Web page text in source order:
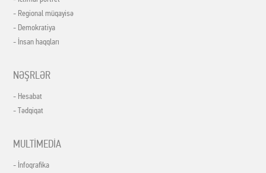
- Regional müqayisə
- Demokratiya
- İnsan haqqları
NƏŞRLƏR
- Hesabat
- Tədqiqat
MULTİMEDİA
- İnfoqrafika